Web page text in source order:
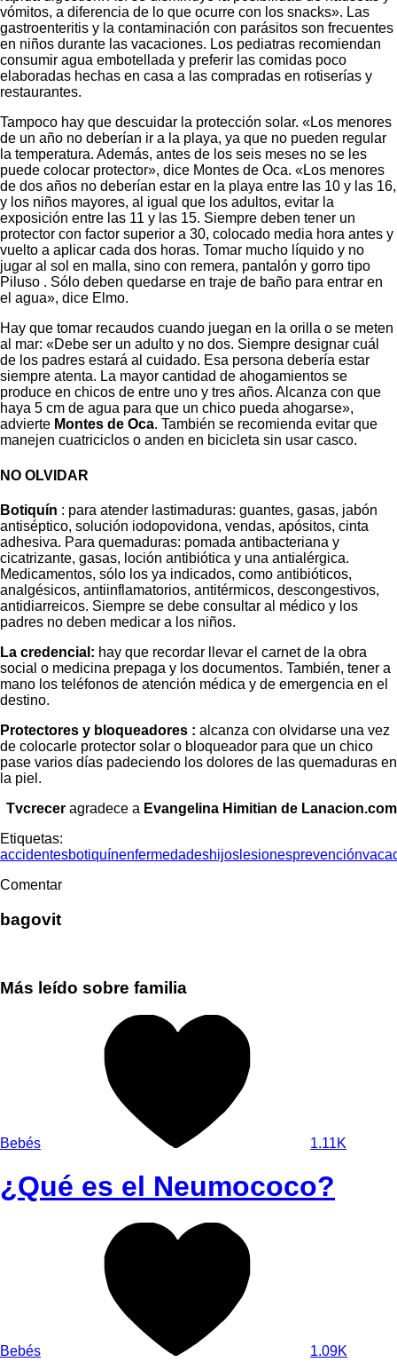
vómitos, a diferencia de lo que ocurre con los snacks». Las
gastroenteritis y la contaminación con parásitos son frecuentes
en niños durante las vacaciones. Los pediatras recomiendan
consumir agua embotellada y preferir las comidas poco
elaboradas hechas en casa a las compradas en rotiserías y
restaurantes.
Tampoco hay que descuidar la protección solar. «Los menores
de un año no deberían ir a la playa, ya que no pueden regular
la temperatura. Además, antes de los seis meses no se les
puede colocar protector», dice Montes de Oca. «Los menores
de dos años no deberían estar en la playa entre las 10 y las 16,
y los niños mayores, al igual que los adultos, evitar la
exposición entre las 11 y las 15. Siempre deben tener un
protector con factor superior a 30, colocado media hora antes y
vuelto a aplicar cada dos horas. Tomar mucho líquido y no
jugar al sol en malla, sino con remera, pantalón y gorro tipo
Piluso . Sólo deben quedarse en traje de baño para entrar en
el agua», dice Elmo.
Hay que tomar recaudos cuando juegan en la orilla o se meten
al mar: «Debe ser un adulto y no dos. Siempre designar cuál
de los padres estará al cuidado. Esa persona debería estar
siempre atenta. La mayor cantidad de ahogamientos se
produce en chicos de entre uno y tres años. Alcanza con que
haya 5 cm de agua para que un chico pueda ahogarse»,
advierte Montes de Oca. También se recomienda evitar que
manejen cuatriciclos o anden en bicicleta sin usar casco.
NO OLVIDAR
Botiquín : para atender lastimaduras: guantes, gasas, jabón
antiséptico, solución iodopovidona, vendas, apósitos, cinta
adhesiva. Para quemaduras: pomada antibacteriana y
cicatrizante, gasas, loción antibiótica y una antialérgica.
Medicamentos, sólo los ya indicados, como antibióticos,
analgésicos, antiinflamatorios, antitérmicos, descongestivos,
antidiarreicos. Siempre se debe consultar al médico y los
padres no deben medicar a los niños.
La credencial: hay que recordar llevar el carnet de la obra
social o medicina prepaga y los documentos. También, tener a
mano los teléfonos de atención médica y de emergencia en el
destino.
Protectores y bloqueadores : alcanza con olvidarse una vez
de colocarle protector solar o bloqueador para que un chico
pase varios días padeciendo los dolores de las quemaduras en
la piel.
Tvcrecer agradece a Evangelina Himitian de Lanacion.com
Etiquetas:
accidentesbotiquínenfermedadeshijos lesionesprevención
Comentar
bagovit
Más leído sobre familia
Bebés 1.11K
¿Qué es el Neumococo?
Bebés 1.09K